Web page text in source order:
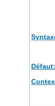
Défaut: